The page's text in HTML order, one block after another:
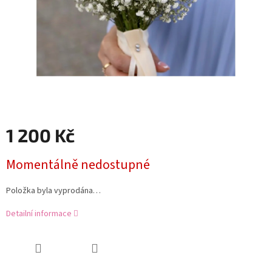
1 200 Kč
cena:
Momentálně nedostupné
Položka byla vyprodána…
Detailní informace